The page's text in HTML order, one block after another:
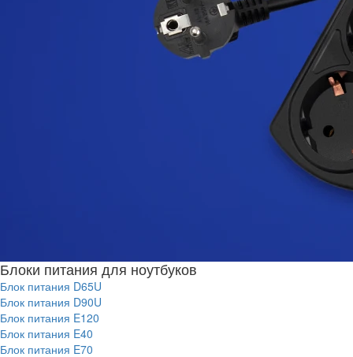
Блоки питания для ноутбуков
Блок питания D65U
Блок питания D90U
Блок питания E120
Блок питания E40
Блок питания E70